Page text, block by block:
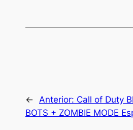
← Anterior: Call of Duty
BOTS + ZOMBIE MODE